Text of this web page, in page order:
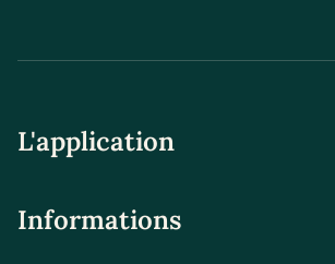
L'application
Informations